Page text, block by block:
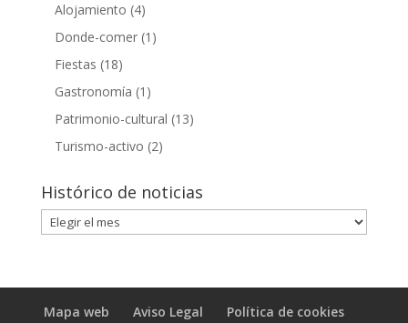
Alojamiento (4)
Donde-comer(1)
Fiestas (18)
Gastronomía (1)
Patrimonio-cultural (13)
Turismo-activo (2)
Histórico de noticias
Histórico
de
Mapa web Aviso Legal Política de cookies